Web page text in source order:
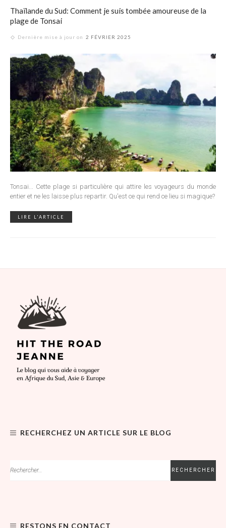
Thaïlande du Sud: Comment je suis tombée amoureuse de la
plage de Tonsai
Dernière mise à jour on 2 FÉVRIER 2025
Tonsai... Cette plage si particulière qui attire les voyageurs du monde
entier et ne les laisse plus repartir. Qu'est ce qui rend ce lieu si magique?
LIRE L'ARTICLE
RECHERCHEZ UN ARTICLE SUR LE BLOG
RESTONS EN CONTACT